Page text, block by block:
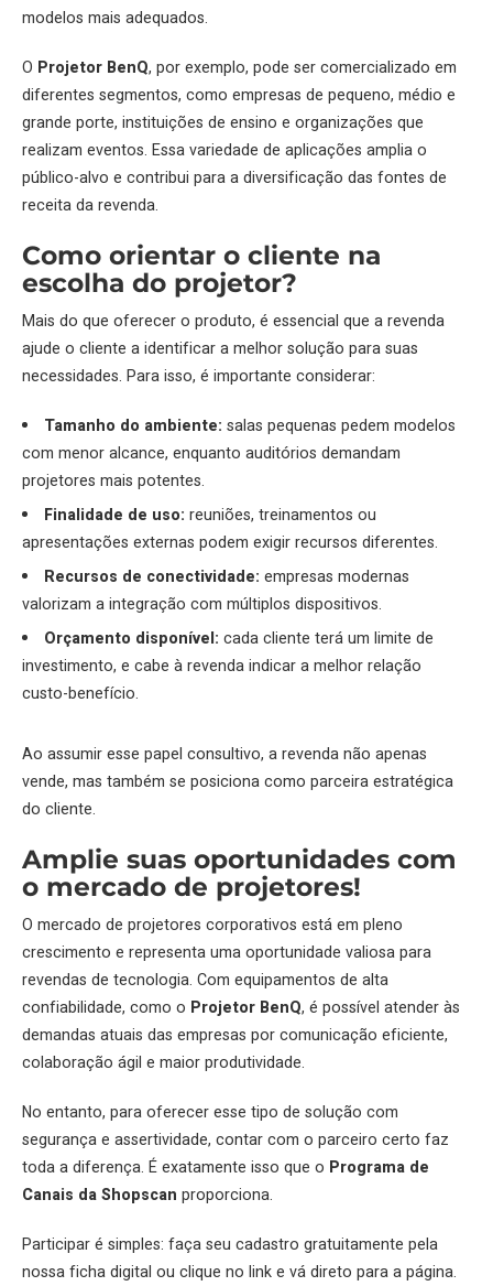
modelos mais adequados.
O Projetor BenQ, por exemplo, pode ser comercializado em
diferentes segmentos, como empresas de pequeno, médio e
grande porte, instituições de ensino e organizações que
realizam eventos. Essa variedade de aplicações amplia o
público-alvo e contribui para a diversificação das fontes de
receita da revenda.
Como orientar o cliente na
escolha do projetor?
Mais do que oferecer o produto, é essencial que a revenda
ajude o cliente a identificar a melhor solução para suas
necessidades. Para isso, é importante considerar:
Tamanho do ambiente: salas pequenas pedem modelos
com menor alcance, enquanto auditórios demandam
projetores mais potentes.
Finalidade de uso: reuniões, treinamentos ou
apresentações externas podem exigir recursos diferentes.
Recursos de conectividade: empresas modernas
valorizam a integração com múltiplos dispositivos.
Orçamento disponível: cada cliente terá um limite de
investimento, e cabe à revenda indicar a melhor relação
custo-benefício.
Ao assumir esse papel consultivo, a revenda não apenas
vende, mas também se posiciona como parceira estratégica
do cliente.
Amplie suas oportunidades com
o mercado de projetores!
O mercado de projetores corporativos está em pleno
crescimento e representa uma oportunidade valiosa para
revendas de tecnologia. Com equipamentos de alta
confiabilidade, como o Projetor BenQ, é possível atender às
demandas atuais das empresas por comunicação eficiente,
colaboração ágil e maior produtividade.
No entanto, para oferecer esse tipo de solução com
segurança e assertividade, contar com o parceiro certo faz
toda a diferença. É exatamente isso que o Programa de
Canais da Shopscan proporciona.
Participar é simples: faça seu cadastro gratuitamente pela
nossa ficha digital ou clique no link e vá direto para a página.